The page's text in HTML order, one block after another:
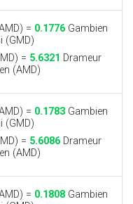
= 0.1776 Gambien
(GMD)
= 5.6321 Drameur
(AMD)
= 0.1783 Gambien
(GMD)
= 5.6086Drameur
(AMD)
= 0.1808 Gambien